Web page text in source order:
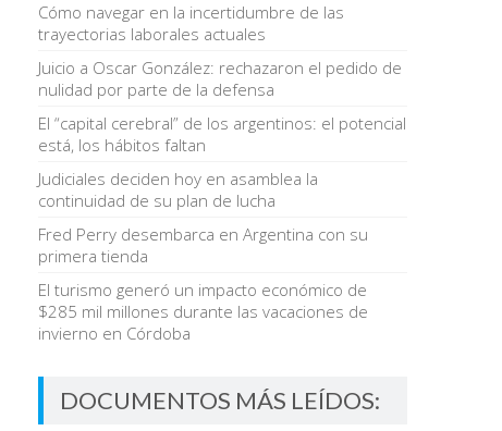
Cómo navegar en la incertidumbre de las
trayectorias laborales actuales
Juicio a Oscar González: rechazaron el pedido de
nulidad por parte de la defensa
El “capital cerebral” de los argentinos: el potencial
está, los hábitos faltan
Judiciales deciden hoy en asamblea la
continuidad de su plan de lucha
Fred Perry desembarca en Argentina con su
primera tienda
El turismo generó un impacto económico de
$285 mil millones durante las vacaciones de
invierno en Córdoba
DOCUMENTOS MÁS LEÍDOS: